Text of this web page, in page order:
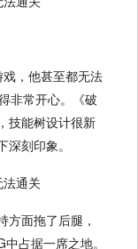
，他甚至都无法
非常开心。《破
技能树设计很新
刻印象。
方面拖了后腿，
占据一席之地。